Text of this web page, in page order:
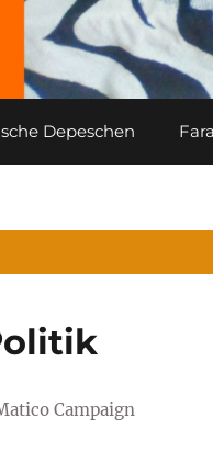
Depeschen
Campaign